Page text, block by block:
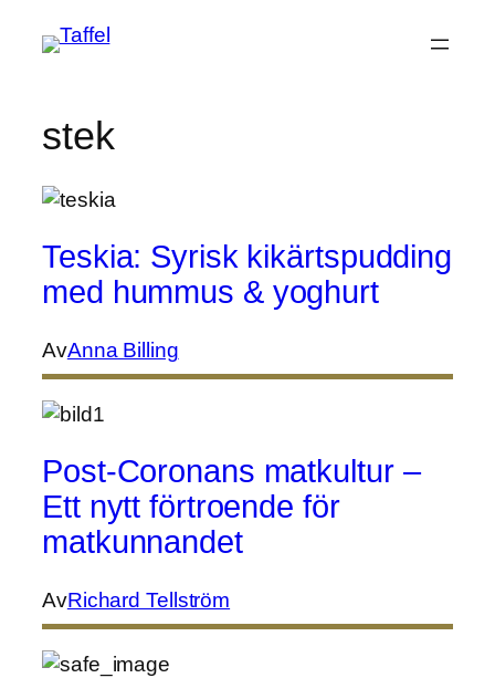
stek
Teskia: Syrisk kikärtspudding
med hummus & yoghurt
AvAnna Billing
Post-Coronans matkultur –
Ett nytt förtroende för
matkunnandet
AvRichard Tellström